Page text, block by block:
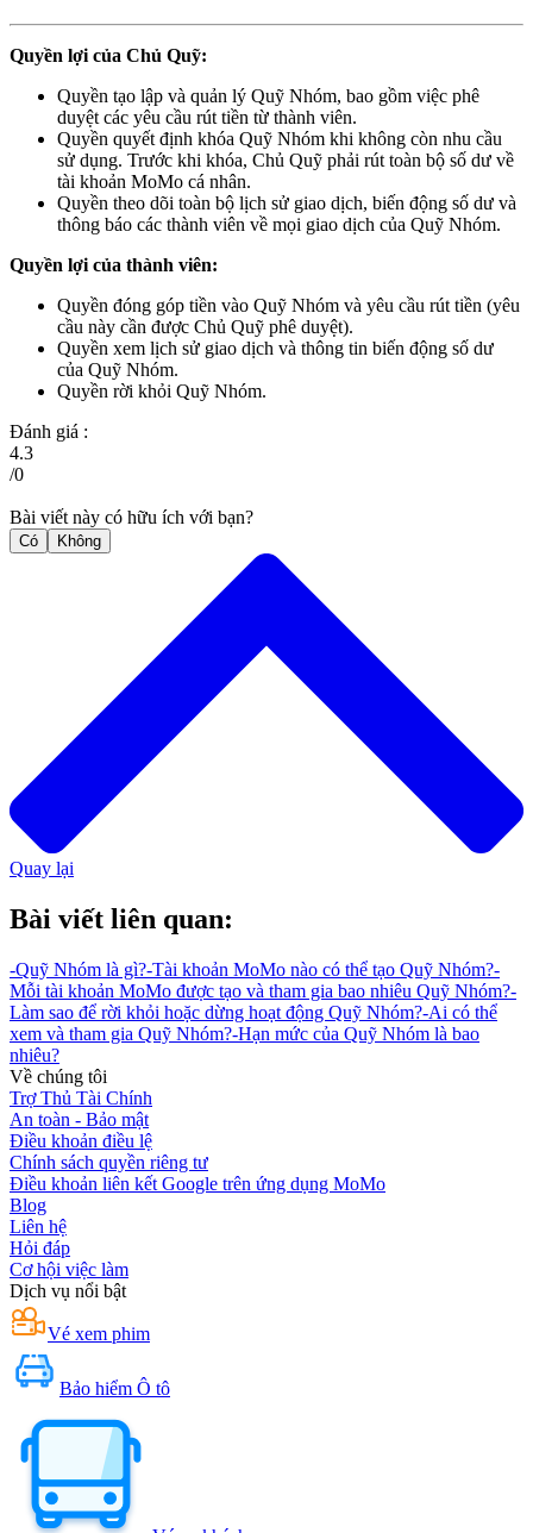
Quyền lợi của Chủ Quỹ:
Quyền tạo lập và quản lý Quỹ Nhóm, bao gồm việc phê
duyệt các yêu cầu rút tiền từ thành viên.
Quyền quyết định khóa Quỹ Nhóm khi không còn nhu cầu
sử dụng. Trước khi khóa, Chủ Quỹ phải rút toàn bộ số dư về
tài khoản MoMo cá nhân.
Quyền theo dõi toàn bộ lịch sử giao dịch, biến động số dư và
thông báo các thành viên về mọi giao dịch của Quỹ Nhóm.
Quyền lợi của thành viên:
Quyền đóng góp tiền vào Quỹ Nhóm và yêu cầu rút tiền (yêu
cầu này cần được Chủ Quỹ phê duyệt).
Quyền xem lịch sử giao dịch và thông tin biến động số dư
của Quỹ Nhóm.
Quyền rời khỏi Quỹ Nhóm.
Đánh giá :
4.3
/0
Bài viết này có hữu ích với bạn?
Có Không
Quay lại
Bài viết liên quan:
-Quỹ Nhóm là gì?-Tài khoản MoMo nào có thể tạo Quỹ Nhóm?-
Mỗi tài khoản MoMo được tạo và tham gia bao nhiêu Quỹ Nhóm?-
Làm sao để rời khỏi hoặc dừng hoạt động Quỹ Nhóm?-Ai có thể
xem và tham gia Quỹ Nhóm?-Hạn mức của Quỹ Nhóm là bao
nhiêu?
Về chúng tôi
Trợ Thủ Tài Chính
An toàn - Bảo mật
Điều khoản điều lệ
Chính sách quyền riêng tư
Điều khoản liên kết Google trên ứng dụng MoMo
Blog
Liên hệ
Hỏi đáp
Cơ hội việc làm
Dịch vụ nổi bật
Vé xem phim
Bảo hiểm Ô tô